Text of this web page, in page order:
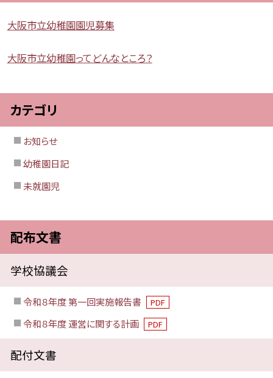
大阪市立幼稚園園児募集
大阪市立幼稚園ってどんなところ？
カテゴリ
お知らせ
幼稚園日記
未就園児
配布文書
学校協議会
令和８年度 第一回実施報告書 PDF
令和８年度 運営に関する計画 PDF
配付文書